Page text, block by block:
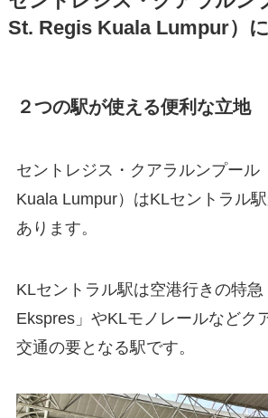
St. Regis Kuala Lumpur）
２つの駅が使える便利な立地
セントレジス・クアラルンプール
Kuala Lumpur）はKLセントラル
あります。
KLセントラル駅は空港行きの特急
Ekspres」やKLモノレールなどク
交通の要となる駅です。